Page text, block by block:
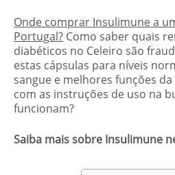
Onde comprar Insulimune a
Portugal? Como saber quais
diabéticos no Celeiro são
estas cápsulas para níveis
sangue e melhores funções
com as instruções de uso na
funcionam?
Saiba mais sobre Insulimune